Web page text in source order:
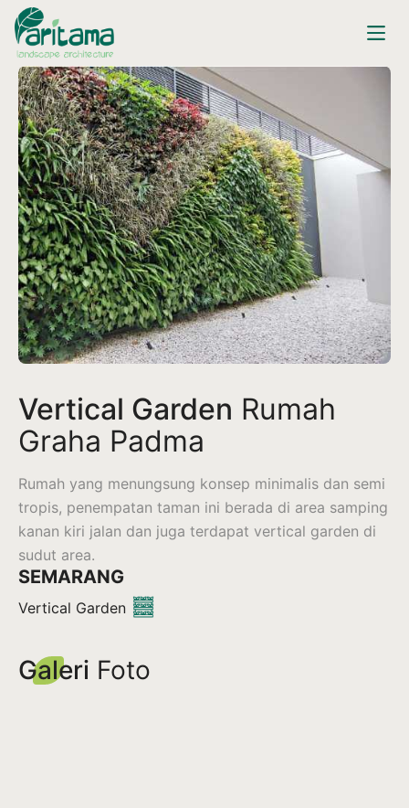
Vertical Garden Rumah
Graha Padma
Rumah yang menungsung konsep minimalis dan semi
tropis, penempatan taman ini berada di area samping
kanan kiri jalan dan juga terdapat vertical garden di
sudut area.
SEMARANG
Vertical Garden
Galeri Foto